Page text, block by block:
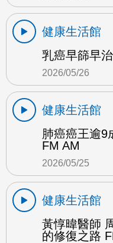
健康生活館
乳癌早篩早
2026/05/26
健康生活館
肺癌癌王逾9
FM AM
2026/05/25
健康生活館
黃惇暐醫師
的修復之路